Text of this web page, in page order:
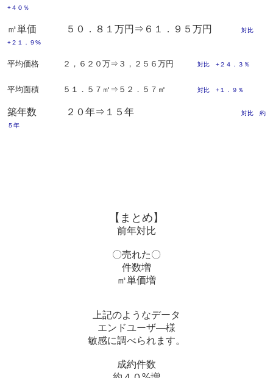
+４０％
㎡単価 ５０．８１万円⇒６１．９５万円
対比
+２１．９%
平均価格 ２，６２０万⇒３，２５６万円 対比 +２４．３％
平均面積 ５１．５７㎡⇒５２．５７㎡ 対比 +１．９％
築年数 ２０年⇒１５年
対比 約
５年
【まとめ】
前年対比
〇売れた〇
件数増
㎡単価増
上記のようなデータ
エンドユーザ―様
敏感に調べられます。
成約件数